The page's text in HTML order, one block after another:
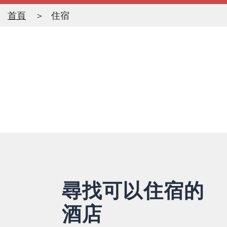
首頁 住宿
尋找可以住宿的
酒店